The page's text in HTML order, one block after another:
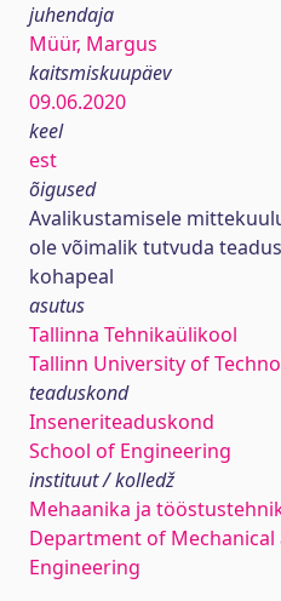
juhendaja
Müür, Margus
kaitsmiskuupäev
09.06.2020
keel
est
õigused
Avalikustamisele
ole võimalik tutvuda
kohapeal
asutus
Tallinna Tehnikaülikool
Tallinn University of
teaduskond
Inseneriteaduskond
School of Engineering
instituut / kolledž
Mehaanika ja
Department of
Engineering